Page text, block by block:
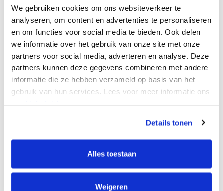
We gebruiken cookies om ons websiteverkeer te
analyseren, om content en advertenties te personaliseren
en om functies voor social media te bieden. Ook delen
we informatie over het gebruik van onze site met onze
partners voor social media, adverteren en analyse. Deze
partners kunnen deze gegevens combineren met andere
informatie die ze hebben verzameld op basis van het
gebruik van hun services. Lees voor meer informatie ons
Details tonen
Alles toestaan
Weigeren
Beschrijving
Ik ga er mee akkoord dat mijn
persoonsgegevens door Subvention